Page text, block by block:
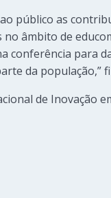
público as
âmbito de
conferência para
da população,”
de Inovação